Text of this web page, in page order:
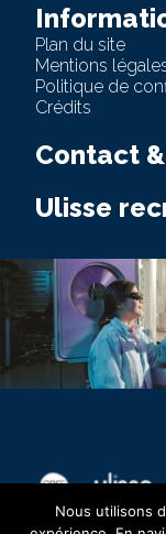
Plan du site
Mentions
Politique de
Crédits
Contact
Ulisse
4 50 11
Nous utilisons